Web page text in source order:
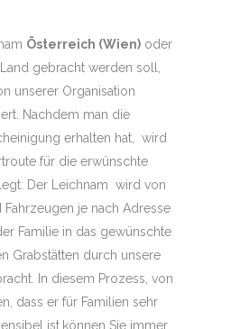
Österreich (Wien)oder
gebracht werden soll,
unserer Organisation
Nachdem man die
erhalten hat, wird
für die erwünschte
Der Leichnam wird von
je nach Adresse
Familie in das gewünschte
Grabstätten durch unsere
In diesem Prozess, von
dass er für Familien sehr
ist,können Sie immer